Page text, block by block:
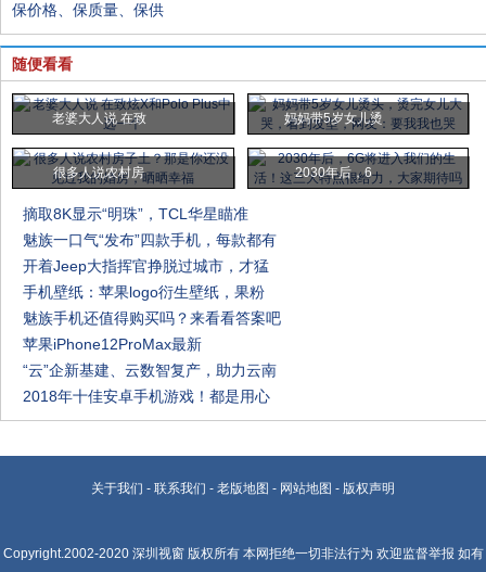
保价格、保质量、保供
随便看看
老婆大人说 在致 妈妈带5岁女儿烫
​很多人说农村房 2030年后，6
摘取8K显示“明珠”，TCL华星瞄准
魅族一口气“发布”四款手机，每款都有
开着Jeep大指挥官挣脱过城市，才猛
手机壁纸：苹果logo衍生壁纸，果粉
魅族手机还值得购买吗？来看看答案吧
苹果iPhone12ProMax最新
“云”企新基建、云数智复产，助力云南
2018年十佳安卓手机游戏！都是用心
关于我们 - 联系我们 - 老版地图 - 网站地图 - 版权声明
Copyright.2002-2020 深圳视窗版权所有 本网拒绝一切非法行为 欢迎监督举报 如有